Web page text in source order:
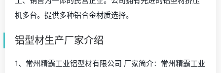
机多台。提供多种铝合金材质选择。
铝型材生产厂家介绍
1、常州精霸工业铝型材有限公司 厂家简介：常州精霸工业